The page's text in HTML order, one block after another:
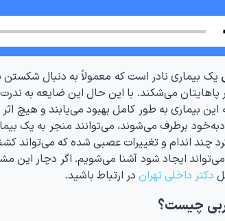
یک بیماری نادر است که معمولاً به دنبال
پاهایتان می‌شکند. با این حال این ضایعه به
به این بیماری به طور کامل بهبود می‌یابند و هیچ
چند اندام و تغییرات عصبی شده که می‌تواند
می‌تواند ایجاد شود آشنا می‌شویم. اگر دچار
دکتر داخلی تهران در ارتباط باشید.
چیست؟